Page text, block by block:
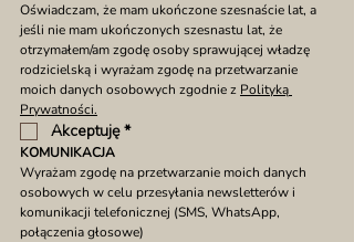
Oświadczam, że mam ukończone szesnaście lat, a
jeśli nie mam ukończonych szesnastu lat, że
otrzymałem/am zgodę osoby sprawującej władzę
rodzicielską i wyrażam zgodę na przetwarzanie
moich danych osobowych zgodnie z Polityką
Prywatności.
Akceptuję *
KOMUNIKACJA
Wyrażam zgodę na przetwarzanie moich danych
osobowych w celu przesyłania newsletterów i
komunikacji telefonicznej (SMS, WhatsApp,
połączenia głosowe)